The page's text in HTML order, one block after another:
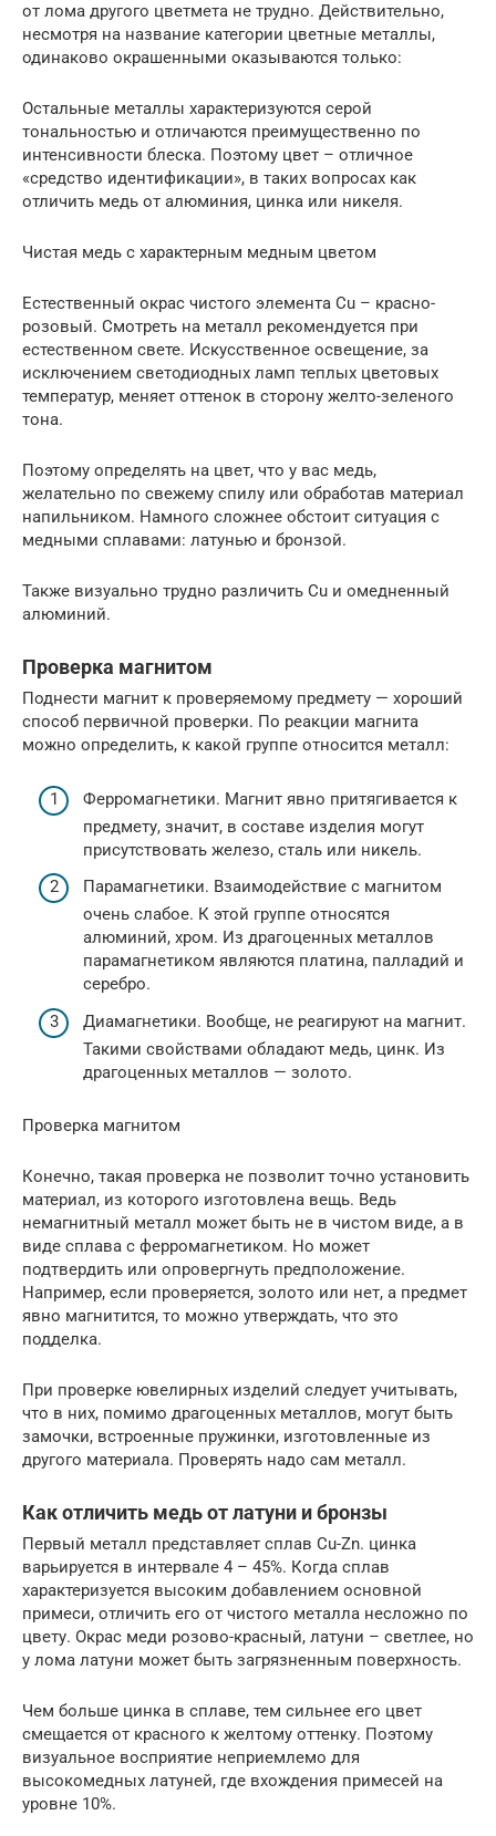
от лома другого цветмета не трудно. Действительно,
несмотря на название категории цветные металлы,
одинаково окрашенными оказываются только:
Остальные металлы характеризуются серой
тональностью и отличаются преимущественно по
интенсивности блеска. Поэтому цвет – отличное
«средство идентификации», в таких вопросах как
отличить медь от алюминия, цинка или никеля.
Чистая медь с характерным медным цветом
Естественный окрас чистого элемента Cu – красно-
розовый. Смотреть на металл рекомендуется при
естественном свете. Искусственное освещение, за
исключением светодиодных ламп теплых цветовых
температур, меняет оттенок в сторону желто-зеленого
тона.
Поэтому определять на цвет, что у вас медь,
желательно по свежему спилу или обработав материал
напильником. Намного сложнее обстоит ситуация с
медными сплавами: латунью и бронзой.
Также визуально трудно различить Cu и омедненный
алюминий.
Проверка магнитом
Поднести магнит к проверяемому предмету — хороший
способ первичной проверки. По реакции магнита
можно определить, к какой группе относится металл:
Ферромагнетики. Магнит явно притягивается к
предмету, значит, в составе изделия могут
присутствовать железо, сталь или никель.
Парамагнетики. Взаимодействие с магнитом
очень слабое. К этой группе относятся
алюминий, хром. Из драгоценных металлов
парамагнетиком являются платина, палладий и
серебро.
Диамагнетики. Вообще, не реагируют на магнит.
Такими свойствами обладают медь, цинк. Из
драгоценных металлов — золото.
Проверка магнитом
Конечно, такая проверка не позволит точно установить
материал, из которого изготовлена вещь. Ведь
немагнитный металл может быть не в чистом виде, а в
виде сплава с ферромагнетиком. Но может
подтвердить или опровергнуть предположение.
Например, если проверяется, золото или нет, а предмет
явно магнитится, то можно утверждать, что это
подделка.
При проверке ювелирных изделий следует учитывать,
что в них, помимо драгоценных металлов, могут быть
замочки, встроенные пружинки, изготовленные из
другого материала. Проверять надо сам металл.
Как отличить медь от латуни и бронзы
Первый металл представляет сплав Cu-Zn. цинка
варьируется в интервале 4 – 45%. Когда сплав
характеризуется высоким добавлением основной
примеси, отличить его от чистого металла несложно по
цвету. Окрас меди розово-красный, латуни – светлее, но
у лома латуни может быть загрязненным поверхность.
Чем больше цинка в сплаве, тем сильнее его цвет
смещается от красного к желтому оттенку. Поэтому
визуальное восприятие неприемлемо для
высокомедных латуней, где вхождения примесей на
уровне 10%.